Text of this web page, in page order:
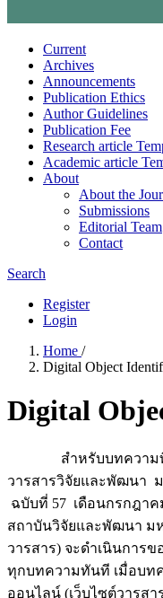
Current
Archives
Announcements
Publication Ethics
Author Guidelines
Publication Fee
Research article
Academic article
About
About the
Submissions
Editorial Team
Contact
Search
Register
Login
Home /
Digital Object
Digital
สำหรับบทความที่ได้
วารสารวิจัยและพัฒนา
ฉบับที่ 57 เดือนกรกฎาค
สถาบันวิจัยและพัฒนา ม
วารสาร) จะดำเนินการ
ทุกบทความทันที เมื่อบท
ออนไลน์ (เว็บไซต์วารสา